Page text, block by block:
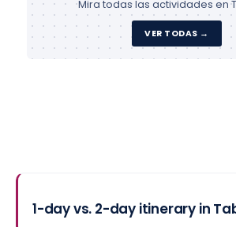
Mira todas las actividades en
VER TODAS →
1-day vs. 2-day itinerary in